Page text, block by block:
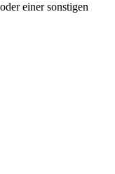
einer sonstigen